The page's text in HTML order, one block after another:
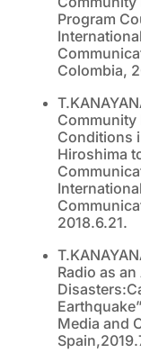
Program
Colombia,
Community
Conditions
Hiroshima
2018.6.21.
Radio as
Media and